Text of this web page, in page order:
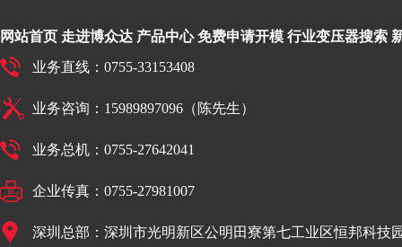
网站首页 走进博众达 产品中心 免费申请开模 行业变压器搜索
业务直线：0755-33153408
业务咨询：15989897096（陈先生）
业务总机：0755-27642041
企业传真：0755-27981007
深圳总部：深圳市光明新区公明田寮第七工业区恒邦科技